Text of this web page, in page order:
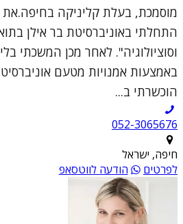
מוסמכת, בעלת קליניקה
התחלתי באוניברסיטת בר אילן
וסוציולוגיה". לאחר מכן המשכתי
באמצעות אמנויות מטעם
הוכשרתי ב...
052-3065676
חיפה, ישראל
לפרטים
הודעה לווטסאפ